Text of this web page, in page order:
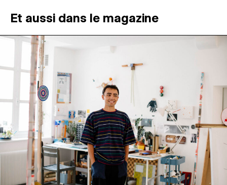
ATELIERS OUVERTS
PROGRAMMATION
MAGAZINE
ESPACES DE PRATIQUE ARTISTIQUE ↓
Recherche
Connexion
Et aussi dans le magazine